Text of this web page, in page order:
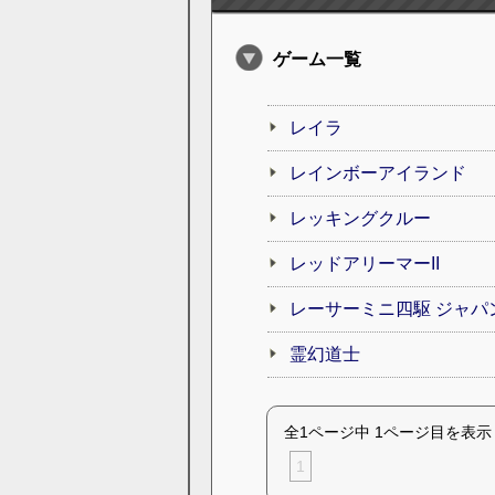
ゲーム一覧
レイラ
レインボーアイランド
レッキングクルー
レッドアリーマーII
レーサーミニ四駆 ジャパ
霊幻道士
全1ページ中 1ページ目を表示
1